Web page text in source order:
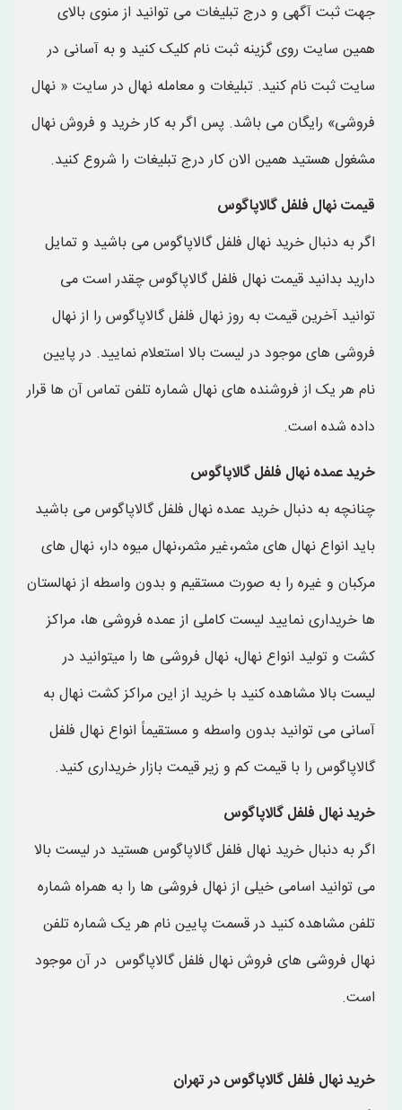
جهت ثبت آگهی و درج تبلیغات می توانید از منوی بالای
همین سایت روی گزینه ثبت نام کلیک کنید و به آسانی در
سایت ثبت نام کنید. تبلیغات و معامله نهال در سایت « نهال
فروشی» رایگان می باشد. پس اگر به کار خرید و فروش نهال
مشغول هستید همین الان کار درج تبلیغات را شروع کنید.
قیمت نهال فلفل گالاپاگوس
اگر به دنبال خرید نهال فلفل گالاپاگوس می باشید و تمایل
دارید بدانید قیمت نهال فلفل گالاپاگوس چقدر است می
توانید آخرین قیمت به روز نهال فلفل گالاپاگوس را از نهال
فروشی های موجود در لیست بالا استعلام نمایید. در پایین
نام هر یک از فروشنده های نهال شماره تلفن تماس آن ها قرار
داده شده است.
خرید عمده نهال فلفل گالاپاگوس
چنانچه به دنبال خرید عمده نهال فلفل گالاپاگوس می باشید
باید انواع نهال های مثمر،غیر مثمر،نهال میوه دار، نهال های
مرکبان و غیره را به صورت مستقیم و بدون واسطه از نهالستان
ها خریداری نمایید لیست کاملی از عمده فروشی ها، مراکز
کشت و تولید انواع نهال، نهال فروشی ها را میتوانید در
لیست بالا مشاهده کنید با خرید از این مراکز کشت نهال به
آسانی می توانید بدون واسطه و مستقیماً انواع نهال فلفل
گالاپاگوس را با قیمت کم و زیر قیمت بازار خریداری کنید.
خرید نهال فلفل گالاپاگوس
اگر به دنبال خرید نهال فلفل گالاپاگوس هستید در لیست بالا
می توانید اسامی خیلی از نهال فروشی ها را به همراه شماره
تلفن مشاهده کنید در قسمت پایین نام هر یک شماره تلفن
نهال فروشی های فروش نهال فلفل گالاپاگوس در آن موجود
است.
خرید نهال فلفل گالاپاگوس در تهران